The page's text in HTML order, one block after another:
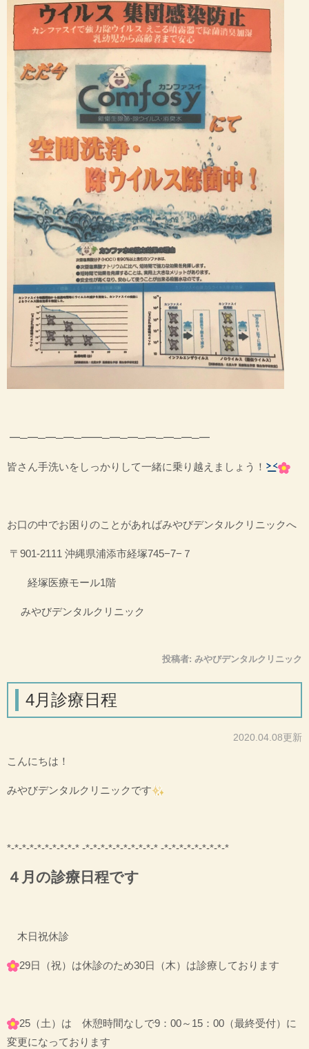
━─━─━─━─━━─━─━─━─━─━─━
皆さん手洗いをしっかりして一緒に乗り越えましょう！
お口の中でお困りのことがあればみやびデンタルクリニックへ
〒901-2111 沖縄県浦添市経塚745−7−７
経塚医療モール1階
みやびデンタルクリニック
投稿者: みやびデンタルクリニック
4月診療日程
2020.04.08更新
こんにちは！
みやびデンタルクリニックです
*-*-*-*-*-*-*-*-*-* -*-*-*-*-*-*-*-*-*-* -*-*-*-*-*-*-*-*-*
４月の診療日程です
木日祝休診
29日（祝）は休診のため30日（木）は診療しております
25（土）は 休憩時間なしで9：00～15：00（最終受付）に
変更になっております